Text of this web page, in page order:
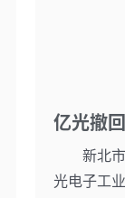
亿光撤
新北市
光电子工